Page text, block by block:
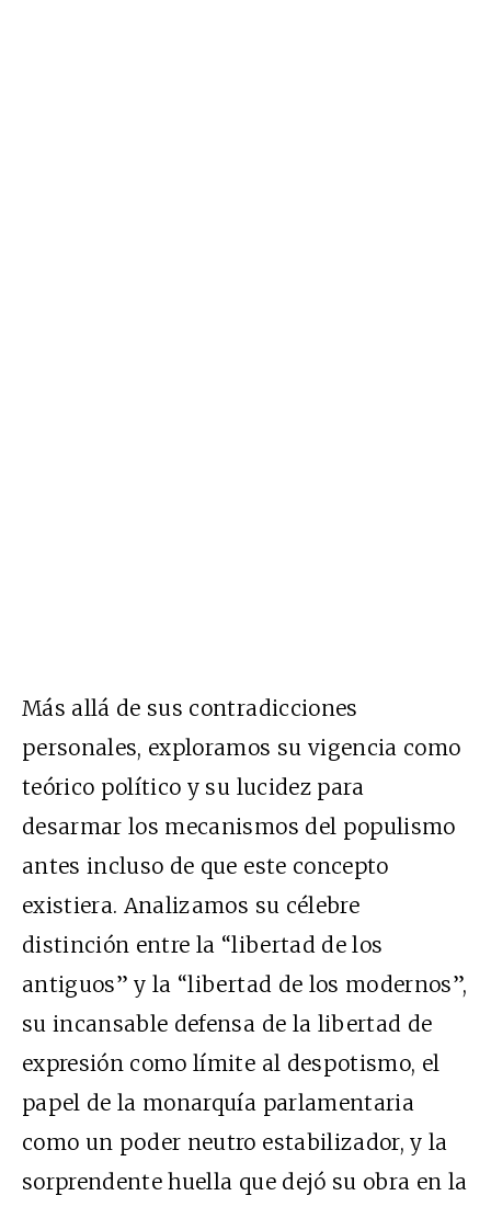
Más allá de sus contradicciones
personales, exploramos su vigencia como
teórico político y su lucidez para
desarmar los mecanismos del populismo
antes incluso de que este concepto
existiera. Analizamos su célebre
distinción entre la “libertad de los
antiguos” y la “libertad de los modernos”,
su incansable defensa de la libertad de
expresión como límite al despotismo, el
papel de la monarquía parlamentaria
como un poder neutro estabilizador, y la
sorprendente huella que dejó su obra en la